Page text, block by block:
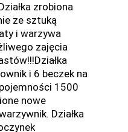
zrobiona
ze sztuką
i warzywa
zajęcia
i 6 beczek na
1500
nowe
Działka